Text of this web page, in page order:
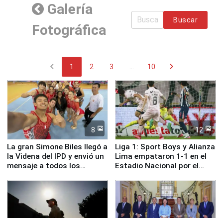
Galería
Fotográfica
Buscar
chevron_left 1 2 3 10 chevron_right
8
La gran Simone Biles llegó a
la Videna del IPD y envió un
mensaje a todos los
12
Liga 1: Sport Boys y Alianza
Lima empataron 1-1 en el
Estadio Nacional por el